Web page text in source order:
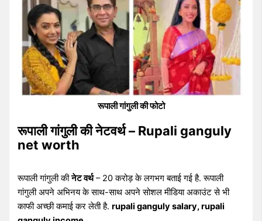
रूपाली गांगुली की फोटो
रूपाली गांगुली की नेटवर्थ – Rupali ganguly
net worth
रूपाली गांगुली कीनेट वर्थ– 20 करोड़ के लगभग बताई गई है. रूपाली
गांगुली अपने अभिनय के साथ-साथ अपने सोशल मीडिया अकाउंट से भी
काफी अच्छी कमाई कर लेती है.rupali ganguly salary, rupali